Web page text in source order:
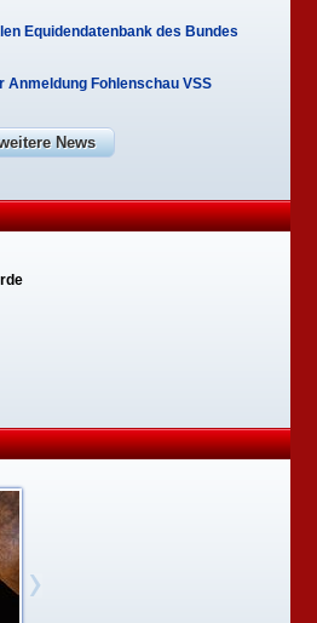
Equidendatenbank des Bundes
Fohlenschau VSS
News